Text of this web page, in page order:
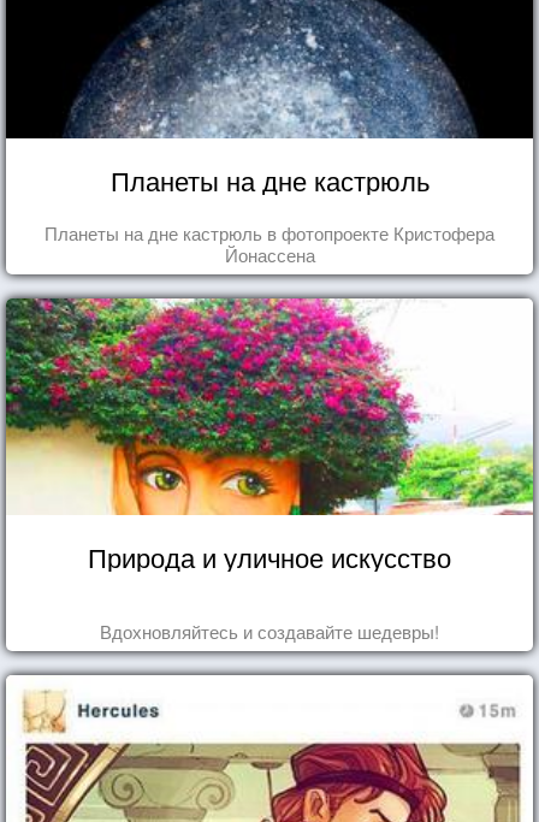
Планеты на дне кастрюль
Планеты на дне кастрюль в фотопроекте Кристофера
Йонассена
Природа и уличное искусство
Вдохновляйтесь и создавайте шедевры!